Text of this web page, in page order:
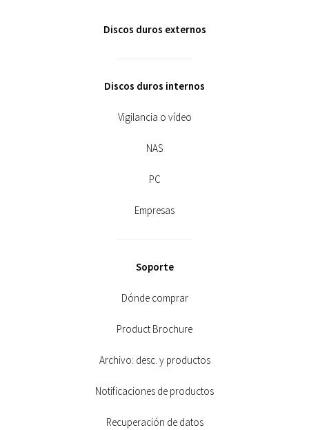
Discos duros externos
Discos duros internos
Vigilancia o vídeo
NAS
PC
Empresas
Soporte
Dónde comprar
Product Brochure
Archivo: desc. y productos
Notificaciones de productos
Recuperación de datos